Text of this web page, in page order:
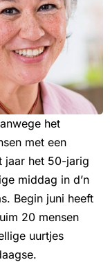
het
met een
jaar het 50-jarig
middag in d’n
Begin juni heeft
20 mensen
uurtjes